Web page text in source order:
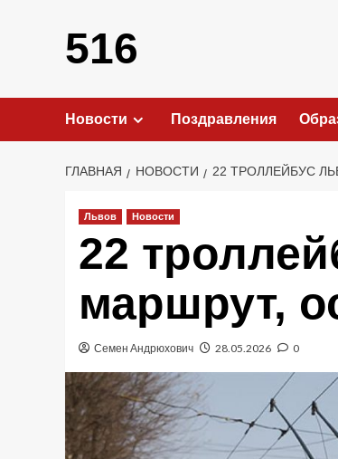
содержимому516
Новости Поздравления
ГЛАВНАЯ НОВОСТИ 22 ТРОЛЛЕЙБУС
Львов Новости
22
маршрут,
Семен Андрюхович 28.05.2026 0